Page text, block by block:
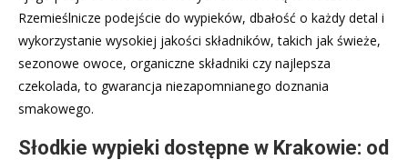
Rzemieślnicze podejście do wypieków, dbałość o każdy detal i
wykorzystanie wysokiej jakości składników, takich jak świeże,
sezonowe owoce, organiczne składniki czy najlepsza
czekolada, to gwarancja niezapomnianego doznania
smakowego.
Słodkie wypieki dostępne w Krakowie: od